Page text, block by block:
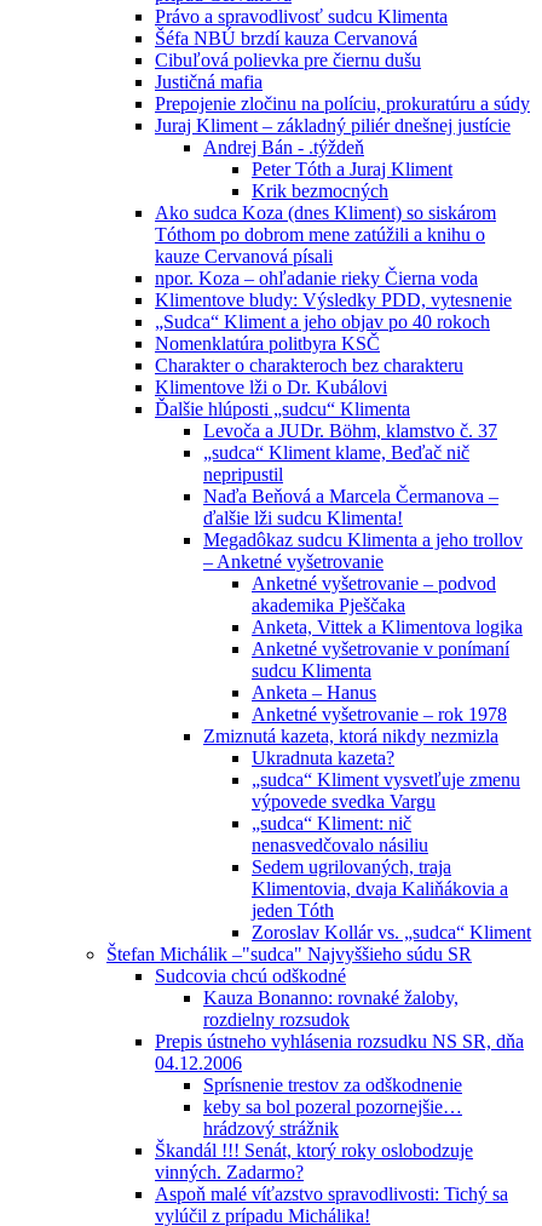
Právo a spravodlivosť sudcu Klimenta
Šéfa NBÚ brzdí kauza Cervanová
Cibuľová polievka pre čiernu dušu
Justičná mafia
Prepojenie zločinu na políciu, prokuratúru a súdy
Juraj Kliment – základný piliér dnešnej justície
Andrej Bán - .týždeň
Peter Tóth a Juraj Kliment
Krik bezmocných
Ako sudca Koza (dnes Kliment) so siskárom
Tóthom po dobrom mene zatúžili a knihu o
kauze Cervanová písali
npor. Koza – ohľadanie rieky Čierna voda
Klimentove bludy: Výsledky PDD, vytesnenie
„Sudca“ Kliment a jeho objav po 40 rokoch
Nomenklatúra politbyra KSČ
Charakter o charakteroch bez charakteru
Klimentove lži o Dr. Kubálovi
Ďalšie hlúposti „sudcu“ Klimenta
Levoča a JUDr. Böhm, klamstvo č. 37
„sudca“ Kliment klame, Beďač nič
nepripustil
Naďa Beňová a Marcela Čermanova –
ďalšie lži sudcu Klimenta!
Megadôkaz sudcu Klimenta a jeho trollov
– Anketné vyšetrovanie
Anketné vyšetrovanie – podvod
akademika Pješčaka
Anketa, Vittek a Klimentova logika
Anketné vyšetrovanie v ponímaní
sudcu Klimenta
Anketa – Hanus
Anketné vyšetrovanie – rok 1978
Zmiznutá kazeta, ktorá nikdy nezmizla
Ukradnuta kazeta?
„sudca“ Kliment vysvetľuje zmenu
výpovede svedka Vargu
„sudca“ Kliment: nič
nenasvedčovalo násiliu
Sedem ugrilovaných, traja
Klimentovia, dvaja Kaliňákovia a
jeden Tóth
Zoroslav Kollár vs. „sudca“ Kliment
Štefan Michálik –"sudca" Najvyššieho súdu SR
Sudcovia chcú odškodné
Kauza Bonanno: rovnaké žaloby,
rozdielny rozsudok
Prepis ústneho vyhlásenia rozsudku NS SR, dňa
04.12.2006
Sprísnenie trestov za odškodnenie
keby sa bol pozeral pozornejšie…
hrádzový strážnik
Škandál !!! Senát, ktorý roky oslobodzuje
vinných. Zadarmo?
Aspoň malé víťazstvo spravodlivosti: Tichý sa
vylúčil z prípadu Michálika!